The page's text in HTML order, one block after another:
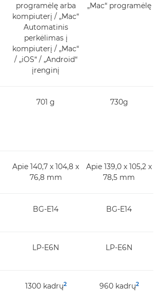
programėlę arba
kompiuterį / „Mac“
Automatinis
perkėlimas į
kompiuterį / „Mac“
/ „iOS“ / „Android“
įrenginį
„Mac“ programėlę
701 g 730g
Apie 140,7 x 104,8 x
76,8 mm
Apie 139,0 x 105,2 x
78,5 mm
BG-E14 BG-E14
LP-E6N LP-E6N
1300 kadrų2 960 kadrų2